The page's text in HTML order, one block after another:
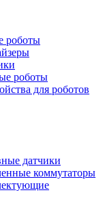
роботы
роботы
для роботов
датчики
коммутаторы